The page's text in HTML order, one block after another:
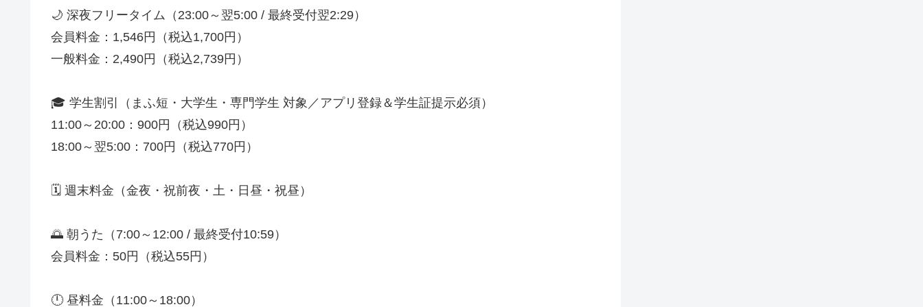
🌙 深夜フリータイム（23:00～翌5:00 / 最終受付翌2:29）
会員料金：1,546円（税込1,700円）
一般料金：2,490円（税込2,739円）
🎓 学生割引（まふ短・大学生・専門学生 対象／アプリ登録＆学生証提示必須）
11:00～20:00：900円（税込990円）
18:00～翌5:00：700円（税込770円）
🗓 週末料金（金夜・祝前夜・土・日昼・祝昼）
🌅 朝うた（7:00～12:00 / 最終受付10:59）
会員料金：50円（税込55円）
🕛 昼料金（11:00～18:00）